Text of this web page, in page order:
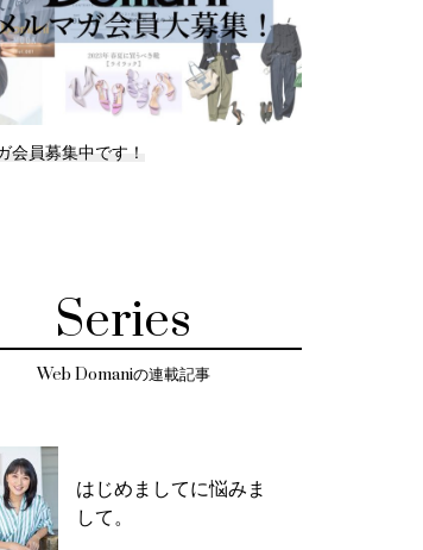
会員募集中です！
Series
Web Domaniの連載記事
はじめましてに悩みま
して。